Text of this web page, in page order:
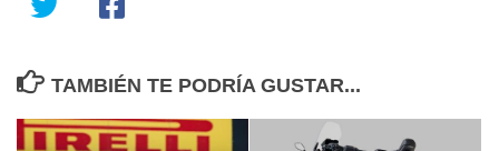
TAMBIÉN TE PODRÍA GUSTAR...